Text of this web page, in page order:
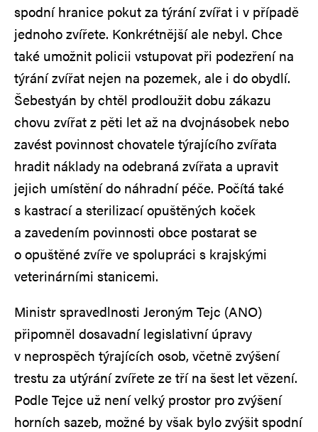
spodní hranice pokut za týrání zvířat i v případě
jednoho zvířete. Konkrétnější ale nebyl. Chce
také umožnit policii vstupovat při podezření na
týrání zvířat nejen na pozemek, ale i do obydlí.
Šebestyán by chtěl prodloužit dobu zákazu
chovu zvířat z pěti let až na dvojnásobek nebo
zavést povinnost chovatele týrajícího zvířata
hradit náklady na odebraná zvířata a upravit
jejich umístění do náhradní péče. Počítá také
s kastrací a sterilizací opuštěných koček
a zavedením povinnosti obce postarat se
o opuštěné zvíře ve spolupráci s krajskými
veterinárními stanicemi.
Ministr spravedlnosti Jeroným Tejc (ANO)
připomněl dosavadní legislativní úpravy
v neprospěch týrajících osob, včetně zvýšení
trestu za utýrání zvířete ze tří na šest let vězení.
Podle Tejce už není velký prostor pro zvýšení
horních sazeb, možné by však bylo zvýšit spodní